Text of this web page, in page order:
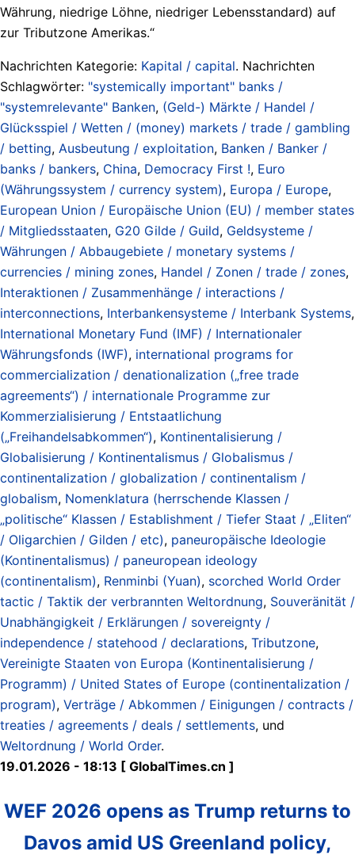
Währung, niedrige Löhne, niedriger Lebensstandard) auf
zur Tributzone Amerikas.“
Nachrichten Kategorie: Kapital / capital. Nachrichten
Schlagwörter: "systemically important" banks /
"systemrelevante" Banken, (Geld-) Märkte / Handel /
Glücksspiel / Wetten / (money) markets / trade / gambling
/ betting, Ausbeutung / exploitation, Banken / Banker /
banks / bankers, China, Democracy First !, Euro
(Währungssystem / currency system), Europa / Europe,
European Union / Europäische Union (EU) / member states
/ Mitgliedsstaaten, G20 Gilde / Guild, Geldsysteme /
Währungen / Abbaugebiete / monetary systems /
currencies / mining zones, Handel / Zonen / trade / zones,
Interaktionen / Zusammenhänge / interactions /
interconnections, Interbankensysteme / Interbank Systems,
International Monetary Fund (IMF) / Internationaler
Währungsfonds (IWF), international programs for
commercialization / denationalization („free trade
agreements“) / internationale Programme zur
Kommerzialisierung / Entstaatlichung
(„Freihandelsabkommen“), Kontinentalisierung /
Globalisierung / Kontinentalismus / Globalismus /
continentalization / globalization / continentalism /
globalism, Nomenklatura (herrschende Klassen /
„politische“ Klassen / Establishment / Tiefer Staat / „Eliten“
/ Oligarchien / Gilden / etc), paneuropäische Ideologie
(Kontinentalismus) / paneuropean ideology
(continentalism), Renminbi (Yuan), scorched World Order
tactic / Taktik der verbrannten Weltordnung, Souveränität /
Unabhängigkeit / Erklärungen / sovereignty /
independence / statehood / declarations, Tributzone,
Vereinigte Staaten von Europa (Kontinentalisierung /
Programm) / United States of Europe (continentalization /
program), Verträge / Abkommen / Einigungen / contracts /
treaties / agreements / deals / settlements, und
Weltordnung / World Order.
19.01.2026 - 18:13 [ GlobalTimes.cn ]
WEF 2026 opens as Trump returns to
Davos amid US Greenland policy,